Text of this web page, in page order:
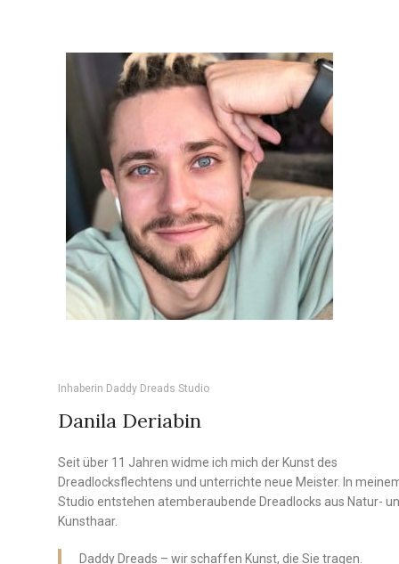
Inhaberin Daddy Dreads Studio
Danila Deriabin
Seit über 11 Jahren widme ich mich der Kunst des
Dreadlocksflechtens und unterrichte neue Meister. In
Studio entstehen atemberaubende Dreadlocks aus Natur-
Kunsthaar.
Daddy Dreads – wir schaffen Kunst, die Sie tragen.